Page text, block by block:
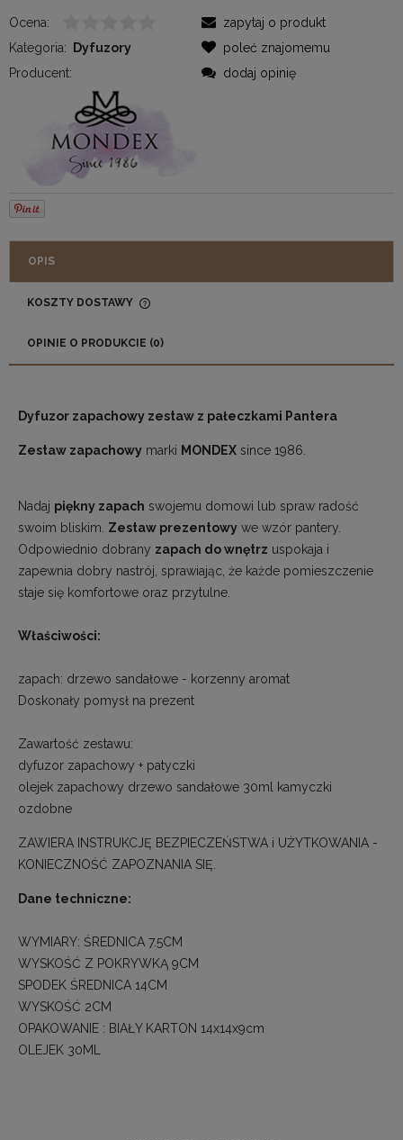
Ocena:
Kategoria:
Dyfuzory
Producent:
zapytaj o produkt
poleć znajomemu
dodaj opinię
OPIS
KOSZTY DOSTAWY
OPINIE O PRODUKCIE (0)
Dyfuzor zapachowy zestaw z pałeczkami Pantera
Zestaw zapachowy marki MONDEX since 1986.
Nadaj piękny zapach swojemu domowi lub spraw radość
swoim bliskim. Zestaw prezentowy we wzór pantery.
Odpowiednio dobrany zapach do wnętrz uspokaja i
zapewnia dobry nastrój, sprawiając, że każde pomieszczenie
staje się komfortowe oraz przytulne.
Właściwości:
zapach: drzewo sandałowe - korzenny aromat
Doskonały pomysł na prezent
Zawartość zestawu:
dyfuzor zapachowy + patyczki
olejek zapachowy drzewo sandałowe 30ml kamyczki
ozdobne
ZAWIERA INSTRUKCJĘ BEZPIECZEŃSTWA i UŻYTKOWANIA -
KONIECZNOŚĆ ZAPOZNANIA SIĘ.
Dane techniczne:
WYMIARY: ŚREDNICA 7.5CM
WYSKOŚĆ Z POKRYWKĄ 9CM
SPODEK ŚREDNICA 14CM
WYSKOŚĆ 2CM
OPAKOWANIE : BIAŁY KARTON 14x14x9cm
OLEJEK 30ML